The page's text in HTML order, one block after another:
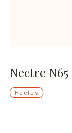
Nectre N65
Poêles